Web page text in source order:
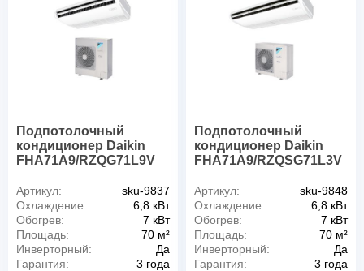
Подпотолочный
кондиционер Daikin
FHA71A9/RZQG71L9V
Артикул:
sku-9837
Охлаждение:
6,8 кВт
Обогрев:
7 кВт
Площадь:
70 м²
Инверторный:
Да
Гарантия:
3 года
Подпотолочный
кондиционер Daikin
FHA71A9/RZQSG71L3V
Артикул:
sku-9848
Охлаждение:
6,8 кВт
Обогрев:
7 кВт
Площадь:
70 м²
Инверторный:
Да
Гарантия:
3 года